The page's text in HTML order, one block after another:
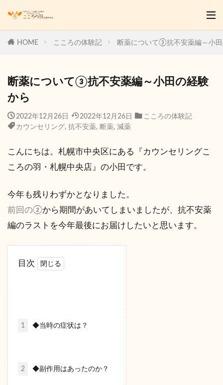
HOME こころの体験記 断薬について③抗不安薬編～小
断薬について③抗不安薬編～小田の経験
から
2022年12月26日 2022年12月26日
こころの体験記
カウンセリング, 抗不安薬, 断薬, 減薬
こんにちは。札幌市中央区にある『カウンセリングこ
ころの羽・札幌中央店』の小田です。
今年も残りわずかとなりました。
前回の②から期間があいてしまいましたが、抗不安薬
編のラストを今年最後にお届けしたいと思います。
目次
1 ◆当時の症状は？
2 ◆副作用はあったのか？